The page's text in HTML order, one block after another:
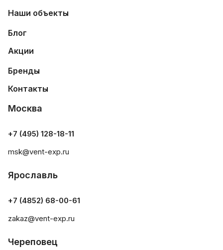
Наши объекты
Блог
Акции
Бренды
Контакты
Москва
+7 (495) 128-18-11
msk@vent-exp.ru
Ярославль
+7 (4852) 68-00-61
zakaz@vent-exp.ru
Череповец